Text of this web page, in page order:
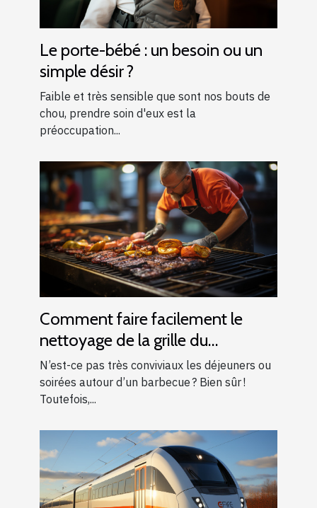
Le porte-bébé : un besoin ou un
simple désir ?
Faible et très sensible que sont nos bouts de
chou, prendre soin d'eux est la
préoccupation...
Comment faire facilement le
nettoyage de la grille du
barbecue ?
N’est-ce pas très conviviaux les déjeuners ou
soirées autour d’un barbecue ? Bien sûr !
Toutefois,...